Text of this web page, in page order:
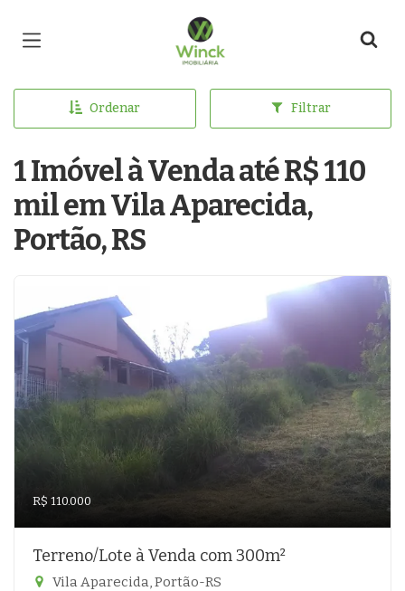
Página inicial
Ordenar Filtrar
1 Imóvel à Venda até R$ 110
mil em Vila Aparecida,
Portão, RS
R$ 110.000
Terreno/Lote à Venda com 300m²
Vila Aparecida, Portão-RS